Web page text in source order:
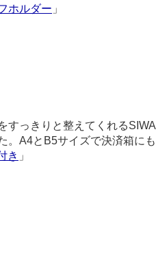
ホルダー 」
すっきりと整えてくれるSIWA
。A4とB5サイズで決済箱にも
き 」